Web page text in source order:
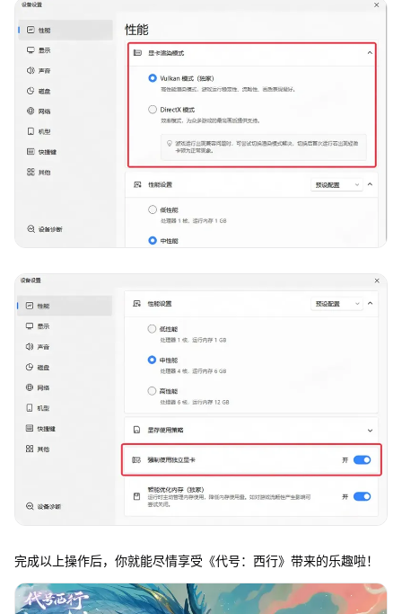
完成以上操作后，你就能尽情享受《代号：西行》带来的乐趣啦！